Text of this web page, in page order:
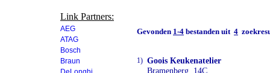
Link Partners:
AEG
ATAG
Bosch
Braun
Gevonden 1-4 bestanden uit 4
1) Goois Keukenatelier
Bramenberg 14C